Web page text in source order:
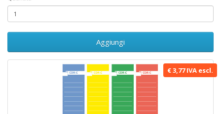
€ 3,77 IVA escl.
Aggiungi